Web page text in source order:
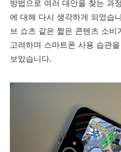
방법으로 여러 대안을 찾는 과
에 대해 다시 생각하게 되었습
브 쇼츠 같은 짧은 콘텐츠 소비
고려하며 스마트폰 사용 습관
보았습니다.